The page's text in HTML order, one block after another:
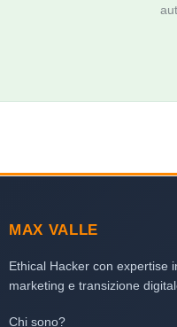
MAX VALLE
Ethical Hacker con expertise
marketing e transizione
Chi sono?